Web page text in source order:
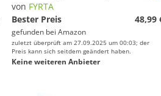
von FYRTA
Bester Preis
48,99
gefunden bei Amazon
zuletzt überprüft am 27.09.2025 um 00:03; der
Preis kann sich seitdem geändert haben.
Keine weiteren Anbieter